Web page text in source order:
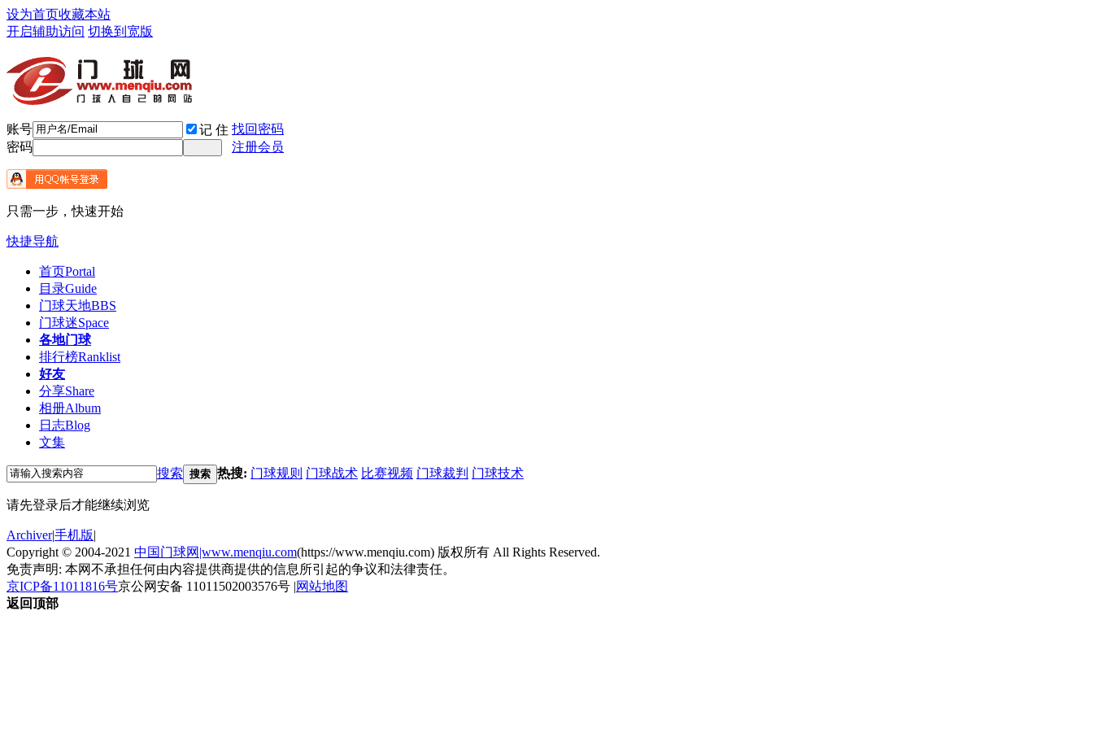
设为首页收藏本站
开启辅助访问 切换到宽版
账号 记 住 找回密码
密码
注册会员
只需一步，快速开始
快捷导航
首页Portal
目录Guide
门球天地BBS
门球迷Space
各地门球
排行榜Ranklist
好友
分享Share
相册Album
日志Blog
文集
搜索 搜索 热搜: 门球规则 门球战术 比赛视频 门球裁判 门球技术
请先登录后才能继续浏览
Archiver|手机版|
Copyright © 2004-2021 中国门球网|www.menqiu.com(https://www.menqiu.com) 版权所有 All Rights Reserved.
免责声明: 本网不承担任何由内容提供商提供的信息所引起的争议和法律责任。
京ICP备11011816号京公网安备 11011502003576号 |网站地图
返回顶部